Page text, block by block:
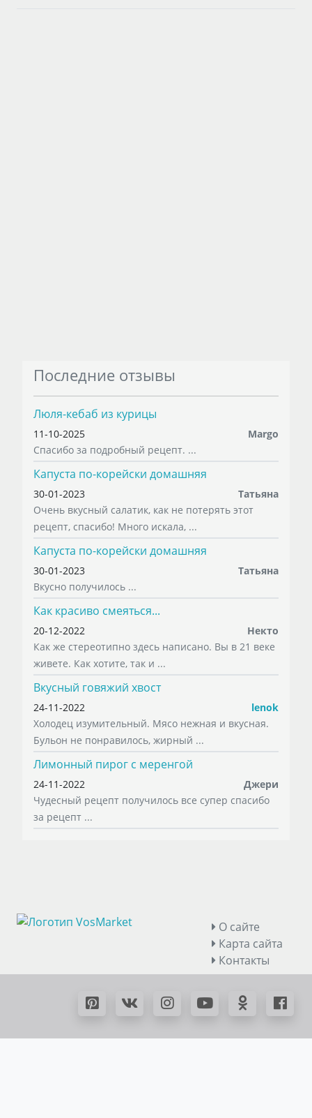
Последние отзывы
Люля-кебаб из курицы
11-10-2025
Margo
Спасибо за подробный рецепт. ...
Капуста по-корейски домашняя
30-01-2023
Татьяна
Очень вкусный салатик, как не потерять этот
рецепт, спасибо! Много искала, ...
Капуста по-корейски домашняя
30-01-2023
Татьяна
Вкусно получилось ...
Как красиво смеяться...
20-12-2022
Некто
Как же стереотипно здесь написано. Вы в 21 веке
живете. Как хотите, так и ...
Вкусный говяжий хвост
24-11-2022
lenok
Холодец изумительный. Мясо нежная и вкусная.
Бульон не понравилось, жирный ...
Лимонный пирог с меренгой
24-11-2022
Джери
Чудесный рецепт получилось все супер спасибо
за рецепт ...
О сайте
Карта сайта
Контакты